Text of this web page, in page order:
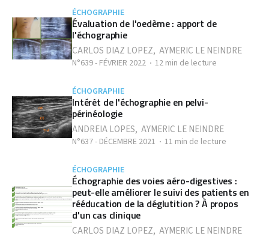
ÉCHOGRAPHIE
Évaluation de l'oedème : apport de
l'échographie
CARLOS DIAZ LOPEZ, AYMERIC LE NEINDRE
N°639 - FÉVRIER 2022 12 min de lecture
ÉCHOGRAPHIE
Intérêt de l'échographie en pelvi-
périnéologie
ANDREIA LOPES, AYMERIC LE NEINDRE
N°637 - DÉCEMBRE 2021 11 min de lecture
ÉCHOGRAPHIE
Échographie des voies aéro-digestives :
peut-elle améliorer le suivi des patients en
rééducation de la déglutition ? À propos
d'un cas clinique
CARLOS DIAZ LOPEZ, AYMERIC LE NEINDRE